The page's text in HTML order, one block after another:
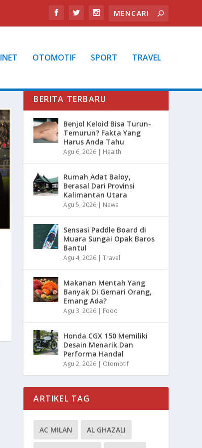
INET OTOMOTIF SPORT TRAVEL
BERITA TERBARU
Benjol Keloid Bisa Turun-
Temurun? Fakta Yang
Harus Anda Tahu
Agu 6, 2026 | Health
Rumah Adat Baloy,
Berasal Dari Provinsi
Kalimantan Utara
Agu 5, 2026 | News
Sensasi Paddle Board di
Muara Sungai Opak Baros
Bantul
Agu 4, 2026 |Travel
Makanan Mentah Yang
Banyak Di Gemari Orang,
Emang Ada?
Agu 3, 2026 | Food
Honda CGX 150 Memiliki
Desain Menarik Dan
Performa Handal
Agu 2, 2026 | Otomotif
ARTIKEL TAG
AC MILAN AL GHAZALI